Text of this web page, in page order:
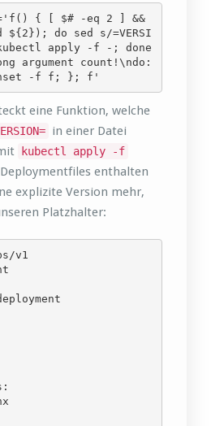
{ [ $# -eq 2 ] &&
do sed s/=VERSI
apply -f -; done
argument count!\ndo:
-f f; }; f'
eine Funktion, welche
in einer Datei
kubectl apply -f
enthalten
explizite Version mehr,
Platzhalter:
v1